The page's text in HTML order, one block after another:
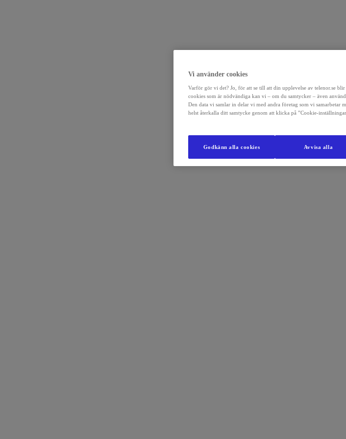
Vi använder cookies
Varför gör vi det? Jo, för att se till att din upplevelse av telenor.se
cookies som är nödvändiga kan vi – om du samtycker – även
Den data vi samlar in delar vi med andra företag som vi samarbetar
helst återkalla ditt samtycke genom att klicka på ”Cookie-
Avvisa alla
Godkänn alla cookies